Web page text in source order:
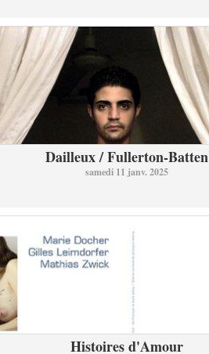
Dailleux / Fullerton-Batten
samedi 11 janv. 2025
Histoires d'Amour